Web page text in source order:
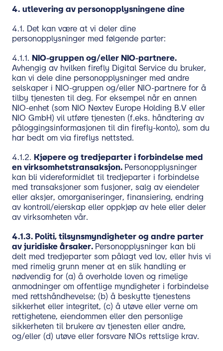
4. utlevering av personopplysningene dine
4.1. Det kan være at vi deler dine
personopplysninger med følgende parter:
4.1.1. NIO-gruppen og/eller NIO-partnere.
Avhengig av hvilken firefly Digital Service du bruker,
kan vi dele dine personopplysninger med andre
selskaper i NIO-gruppen og/eller NIO-partnere for å
tilby tjenesten til deg. For eksempel når en annen
NIO-enhet (som NIO Nextev Europe Holding B.V eller
NIO GmbH) vil utføre tjenesten (f.eks. håndtering av
påloggingsinformasjonen til din firefly-konto), som du
har bedt om via fireflys nettsted.
4.1.2. Kjøpere og tredjeparter i forbindelse med
en virksomhetstransaksjon. Personopplysninger
kan bli videreformidlet til tredjeparter i forbindelse
med transaksjoner som fusjoner, salg av eiendeler
eller aksjer, omorganiseringer, finansiering, endring
av kontroll/eierskap eller oppkjøp av hele eller deler
av virksomheten vår.
4.1.3. Politi, tilsynsmyndigheter og andre parter
av juridiske årsaker. Personopplysninger kan bli
delt med tredjeparter som pålagt ved lov, eller hvis vi
med rimelig grunn mener at en slik handling er
nødvendig for (a) å overholde loven og rimelige
anmodninger om offentlige myndigheter i forbindelse
med rettshåndhevelse; (b) å beskytte tjenestens
sikkerhet eller integritet, (c) å utøve eller verne om
rettighetene, eiendommen eller den personlige
sikkerheten til brukere av tjenesten eller andre,
og/eller (d) utøve eller forsvare NIOs rettslige krav.